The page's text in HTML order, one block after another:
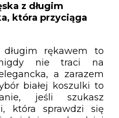
z długim
która przyciąga
długim rękawem to
nie traci na
a zarazem
białej koszulki to
jeśli szukasz
która sprawdzi się